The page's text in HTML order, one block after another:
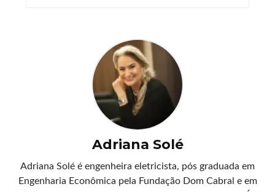
Adriana Solé
Adriana Solé é engenheira eletricista, pós graduada em
Engenharia Econômica pela Fundação Dom Cabral e em